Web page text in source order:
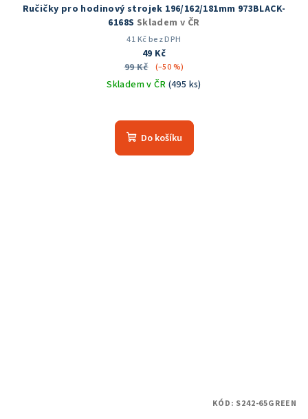
Ručičky pro hodinový strojek 196/162/181mm 973BLACK-
6168S Skladem v ČR
41 Kč bez DPH
49 Kč
99 Kč
(–50 %)
Skladem v ČR (495 ks)
hodnocení
produktu
Do košíku
KÓD: S242-65GREEN